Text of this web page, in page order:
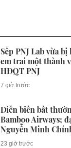
Sếp PNJ Lab vừa
em trai một thành
HĐQT PNJ
7 giờ trước
Diễn biến bất
Bamboo Airways;
Nguyễn Minh
lực ra sao?
23 giờ trước